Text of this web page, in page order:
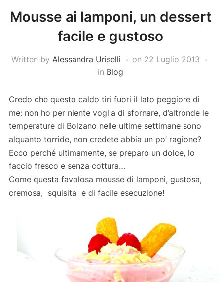
Mousse ai lamponi, un dessert
facile e gustoso
Written by Alessandra Uriselli on 22 Luglio 2013
in Blog
Credo che questo caldo tiri fuori il lato peggiore di
me: non ho per niente voglia di sfornare, d’altronde le
temperature di Bolzano nelle ultime settimane sono
alquanto torride, non credete abbia un po’ ragione?
Ecco perché ultimamente, se preparo un dolce, lo
faccio fresco e senza cottura…
Come questa favolosa mousse di lamponi, gustosa,
cremosa, squisita e di facile esecuzione!